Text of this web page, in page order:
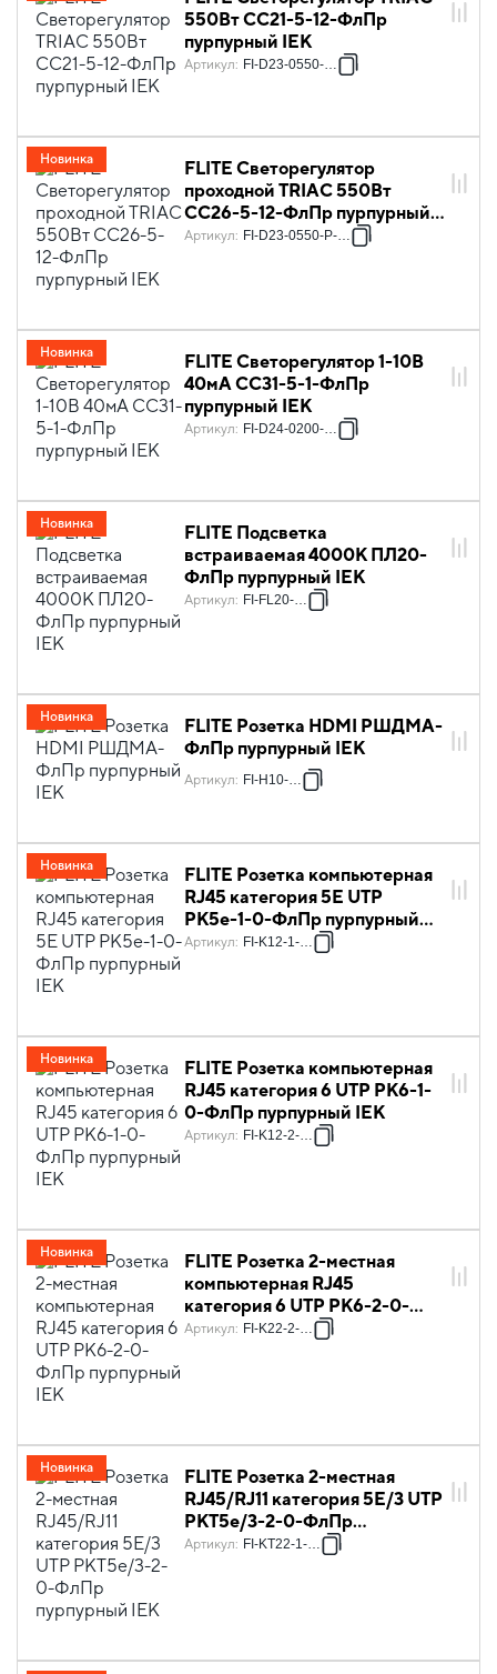
550Вт СС21-5-12-ФлПр
пурпурный IEK
Артикул: FI-D23-0550-K99
FLITE Светорегулятор
проходной TRIAC 550Вт
СС26-5-12-ФлПр пурпурный
IEK
Артикул: FI-D23-0550-P-K99
Новинка
FLITE Светорегулятор 1-10В
40мА СС31-5-1-ФлПр
пурпурный IEK
Артикул: FI-D24-0200-K99
Новинка
FLITE Подсветка
встраиваемая 4000К ПЛ20-
ФлПр пурпурный IEK
Артикул: FI-FL20-K99
Новинка
FLITE Розетка HDMI РШДМА-
ФлПр пурпурный IEK
Артикул: FI-H10-K99
Новинка
FLITE Розетка компьютерная
RJ45 категория 5Е UTP
РК5е-1-0-ФлПр пурпурный
IEK
Артикул: FI-K12-1-K99
Новинка
FLITE Розетка компьютерная
RJ45 категория 6 UTP РК6-1-
0-ФлПр пурпурный IEK
Артикул: FI-K12-2-K99
Новинка
FLITE Розетка 2-местная
компьютерная RJ45
категория 6 UTP РК6-2-0-
ФлПр пурпурный IEK
Артикул: FI-K22-2-K99
Новинка
FLITE Розетка 2-местная
RJ45/RJ11 категория 5Е/3 UTP
РКТ5е/3-2-0-ФлПр
пурпурный IEK
Артикул: FI-KT22-1-K99
Новинка